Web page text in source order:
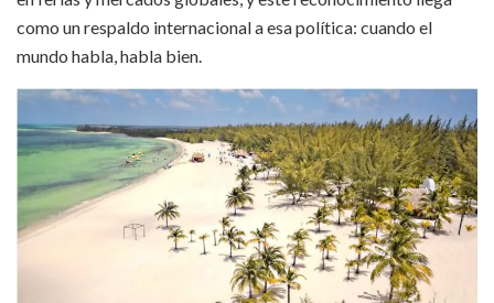
como un respaldo internacional a esa política: cuando el
mundo habla, habla bien.